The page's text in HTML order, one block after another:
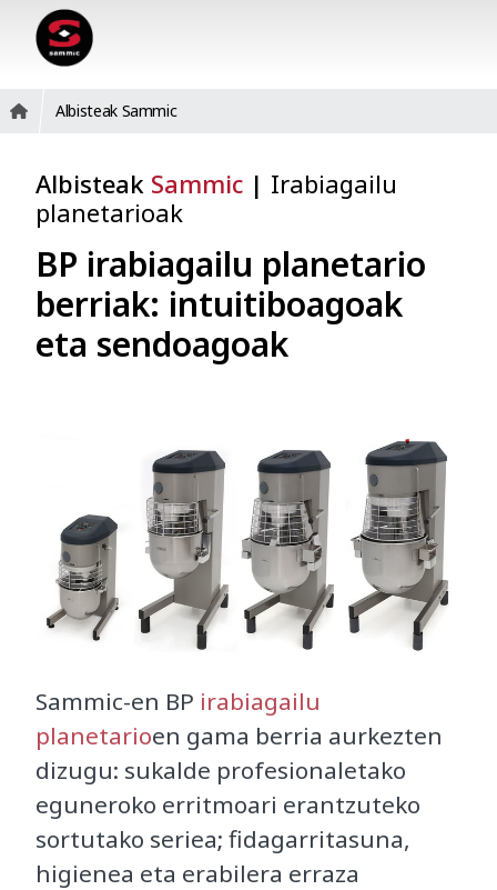
Albisteak Sammic
Albisteak Sammic | Irabiagailu
planetarioak
BP irabiagailu planetario
berriak: intuitiboagoak
eta sendoagoak
Sammic-en BP irabiagailu
planetarioen gama berria aurkezten
dizugu: sukalde profesionaletako
eguneroko erritmoari erantzuteko
sortutako seriea; fidagarritasuna,
higienea eta erabilera erraza